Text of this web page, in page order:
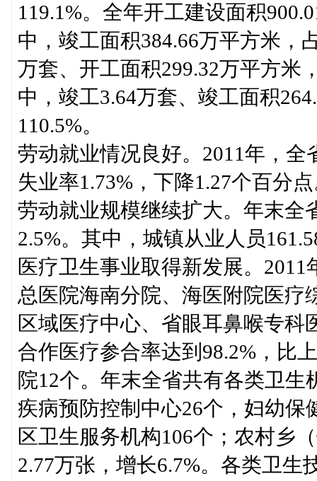
119.1%。全年开工建设面积
中，竣工面积384.66万平方米，
万套、开工面积299.32万平方米
中，竣工3.64万套、竣工面积
110.5%。
劳动就业情况良好。2011年，
失业率1.73%，下降1.27个百分
劳动就业规模继续扩大。年末全
2.5%。其中，城镇从业人员
医疗卫生事业取得新发展。
总医院海南分院、海医附院医疗
区域医疗中心、省眼耳鼻喉专
合作医疗参合率达到98.2%，比
院12个。年末全省共有各类卫生
疾病预防控制中心26个，妇幼保
区卫生服务机构106个；农村乡
2.77万张，增长6.7%。各类卫生